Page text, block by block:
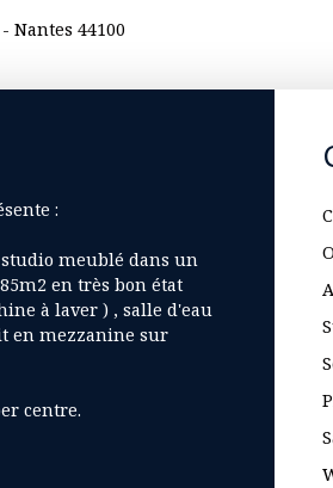
Nantes 44100
:
meublé dans un
en très bon état
à laver ) , salle d'eau
en mezzanine sur
centre.